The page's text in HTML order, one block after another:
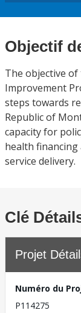
Objectif
The objective
Improvement
steps towards
Republic of
capacity for
health
service delivery.
Clé
Projet
Numéro du
P114275